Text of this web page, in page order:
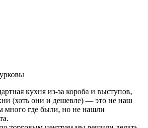
кухня из-за короба и выступов,
(хоть они и дешевле) — это не наш
много где были, но не нашли